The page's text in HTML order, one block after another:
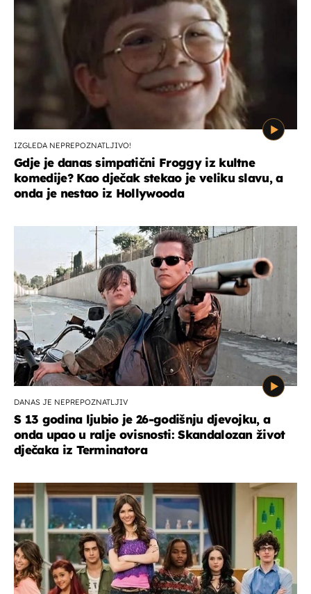
IZGLEDA NEPREPOZNATLJIVO!
Gdje je danas simpatični Froggy iz kultne
komedije? Kao dječak stekao je veliku slavu, a
onda je nestao iz Hollywooda
DANAS JE NEPREPOZNATLJIV
S 13 godina ljubio je 26-godišnju djevojku, a
onda upao u ralje ovisnosti: Skandalozan život
dječaka iz Terminatora